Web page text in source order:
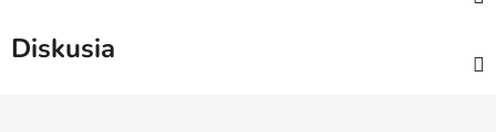
Diskusia